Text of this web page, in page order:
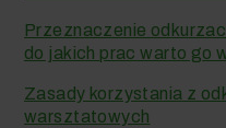
Przeznaczenie
do jakich prac warto go
Zasady korzystania z
warsztatowych